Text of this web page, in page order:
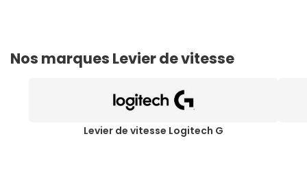
Nos marques Levier de vitesse
Levier de vitesse Logitech G